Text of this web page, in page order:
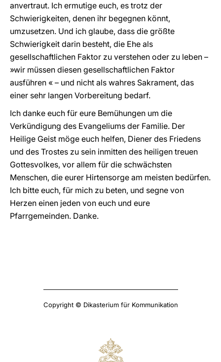
anvertraut. Ich ermutige euch, es trotz der
Schwierigkeiten, denen ihr begegnen könnt,
umzusetzen. Und ich glaube, dass die größte
Schwierigkeit darin besteht, die Ehe als
gesellschaftlichen Faktor zu verstehen oder zu leben –
»wir müssen diesen gesellschaftlichen Faktor
ausführen « – und nicht als wahres Sakrament, das
einer sehr langen Vorbereitung bedarf.
Ich danke euch für eure Bemühungen um die
Verkündigung des Evangeliums der Familie. Der
Heilige Geist möge euch helfen, Diener des Friedens
und des Trostes zu sein inmitten des heiligen treuen
Gottesvolkes, vor allem für die schwächsten
Menschen, die eurer Hirtensorge am meisten bedürfen.
Ich bitte euch, für mich zu beten, und segne von
Herzen einen jeden von euch und eure
Pfarrgemeinden. Danke.
Copyright © Dikasterium für Kommunikation